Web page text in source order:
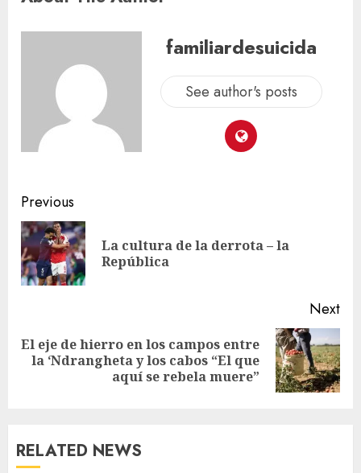
familiardesuicida
See author's posts
Previous
La cultura de la derrota – la
República
Next
El eje de hierro en los campos entre
la ‘Ndrangheta y los cabos “El que
aquí se rebela muere”
RELATED NEWS